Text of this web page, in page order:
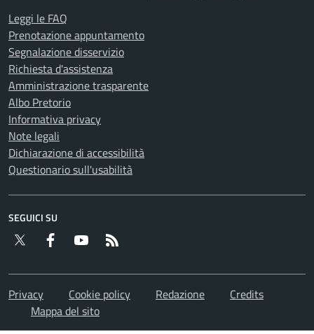
Leggi le FAQ
Prenotazione appuntamento
Segnalazione disservizio
Richiesta d'assistenza
Amministrazione trasparente
Albo Pretorio
Informativa privacy
Note legali
Dichiarazione di accessibilità
Questionario sull'usabilità
SEGUICI SU
Twitter Facebook YouTube
Privacy Cookie policy Redazione
Credits
Mappa del sito